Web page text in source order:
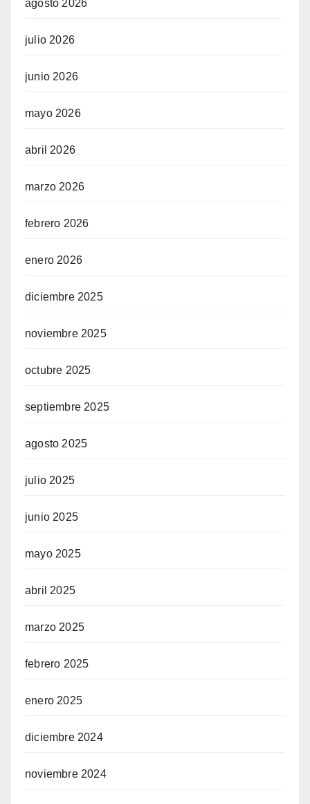
agosto 2026
julio 2026
junio 2026
mayo 2026
abril 2026
marzo 2026
febrero 2026
enero 2026
diciembre 2025
noviembre 2025
octubre 2025
septiembre 2025
agosto 2025
julio 2025
junio 2025
mayo 2025
abril 2025
marzo 2025
febrero 2025
enero 2025
diciembre 2024
noviembre 2024